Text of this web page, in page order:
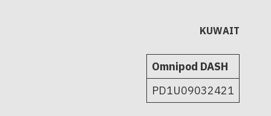
KUWAIT
Omnipod DASH
PD1U09032421